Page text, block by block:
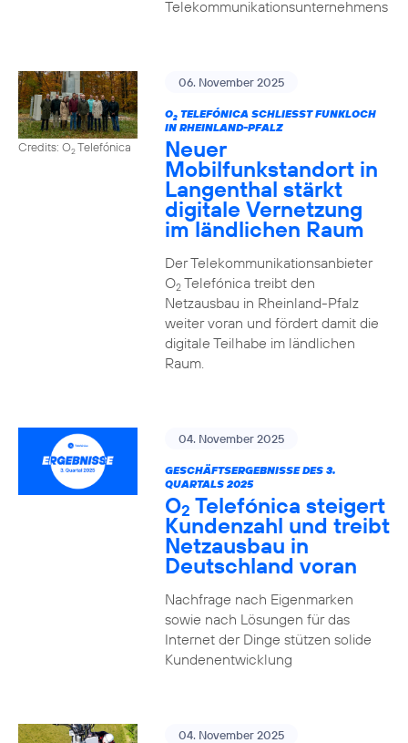
Telekommunikationsunternehmens
Credits: O2Telefónica
06. November 2025
O2TELEFÓNICA SCHLIESST FUNKLOCH I
N RHEINLAND-PFALZ
Neuer
Mobilfunkstandort in
Langenthal stärkt
digitale Vernetzung
im ländlichen Raum
Der Telekommunikationsanbieter
O2Telefónica treibt den
Netzausbau in Rheinland-Pfalz
weiter voran und fördert damit die
digitale Teilhabe im ländlichen
Raum.
04. November 2025
GESCHÄFTSERGEBNISSE DES 3.
QUARTALS 2025
O2 Telefónica steigert
Kundenzahl und treibt
Netzausbau in
Deutschland voran
Nachfrage nach Eigenmarken
sowie nach Lösungen für das
Internet der Dinge stützen solide
Kundenentwicklung
04. November 2025